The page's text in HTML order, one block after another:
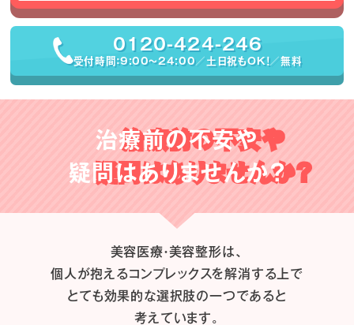
0120-424-246
受付時間：9:00〜24:00／土日祝もOK！／無料
治療前の不安や
疑問はありませんか？
美容医療・美容整形は、
個人が抱えるコンプレックスを解消する上で
とても効果的な選択肢の一つであると
考えています。